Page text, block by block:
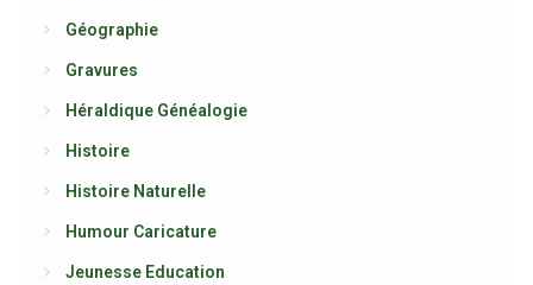
Géographie
Gravures
Héraldique Généalogie
Histoire
Histoire Naturelle
Humour Caricature
Jeunesse Education